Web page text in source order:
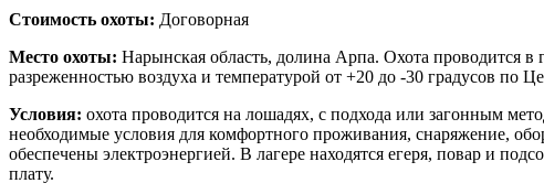
Стоимость охоты: Договорная
Место охоты: Нарынская область, долина Арпа. Охота проводится в
разреженностью воздуха и температурой от +20 до -30 градусов по
Условия: охота проводится на лошадях, с подхода или загонным
необходимые условия для комфортного проживания, снаряжение,
обеспечены электроэнергией. В лагере находятся егеря, повар и
плату.